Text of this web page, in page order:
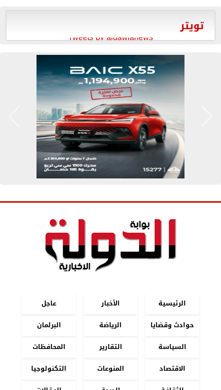
تويتر
Tweets by aldawlanews
الرئيسية الأخبار
عاجل
حوادث وقضايا
الرياضة
البرلمان
السياسة
التقارير
المحافظات
الاقتصاد
المنوعات
التكنولوجيا